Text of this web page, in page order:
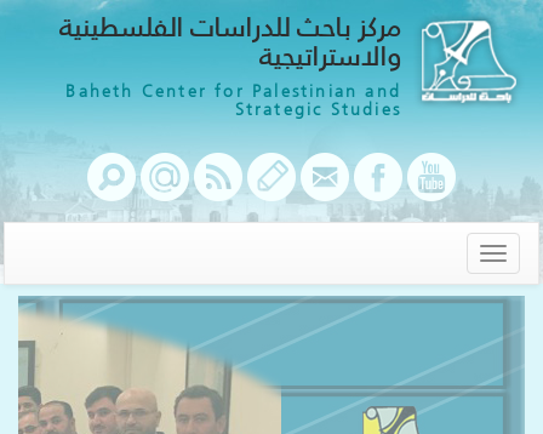
مركز باحث للدراسات الفلسطينية
والاستراتيجية
Baheth Center for Palestinian and
Strategic Studies
Toggle
navigation